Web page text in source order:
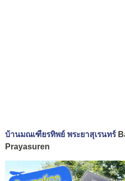
บ้านมณเฑียรทิพย์ พระยาสุเรนทร์
Prayasuren